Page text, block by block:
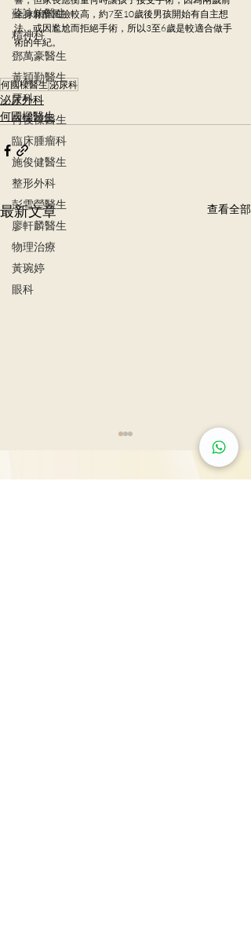
蘇詠怡醫生
精神科
鄧萬豪醫生
黃穎勤醫生
牙科
何俊傑醫生
臨床腫瘤科
施俊健醫生
整形外科
彭雪瑩醫生
廖軒麟醫生
物理治療
黃琬婷
眼科
全身麻醉風險較高，約7至10歲後男孩開始有自主想
法，或因尷尬而拒絕手術，所以3至6歲是較適合做手
術的年紀。
何國樑醫生泌尿科
泌尿外科
何國樑醫生
最新文章 查看全部